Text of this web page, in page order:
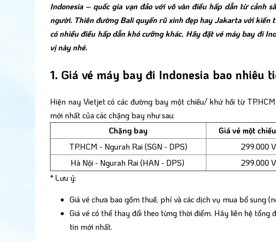
Indonesia – quốc gia vạn đảo với vô vàn điều hấp dẫn từ cảnh
người. Thiên đường Bali quyến rũ xinh đẹp hay Jakarta với kiến
có nhiều điều hấp dẫn khó cưỡng khác. Hãy đặt vé máy bay đi
vị này nhé.
1. Giá vé máy bay đi Indonesia bao nhiêu
Hiện nay Vietjet có các đường bay một chiều/ khứ hồi từ
mới nhất của các chặng bay như sau:
Chặng bay
Giá vé một
TP.HCM - Ngurah Rai (SGN - DPS)
299.000
Hà Nội - Ngurah Rai (HAN - DPS)
299.000
* Lưu ý:
Giá vé chưa bao gồm thuế, phí và các dịch vụ mua bổ sung
Giá vé có thể thay đổi theo từng thời điểm. Hãy liên hệ tổng
tin mới nhất.